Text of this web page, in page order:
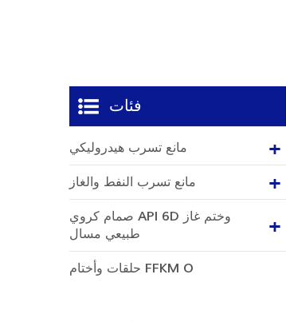
فئات
مانع تسرب هيدروليكي
مانع تسرب النفط والغاز
صمام كروي API 6D وختم غاز
طبيعي مسال
حلقات وأختام FFKM O